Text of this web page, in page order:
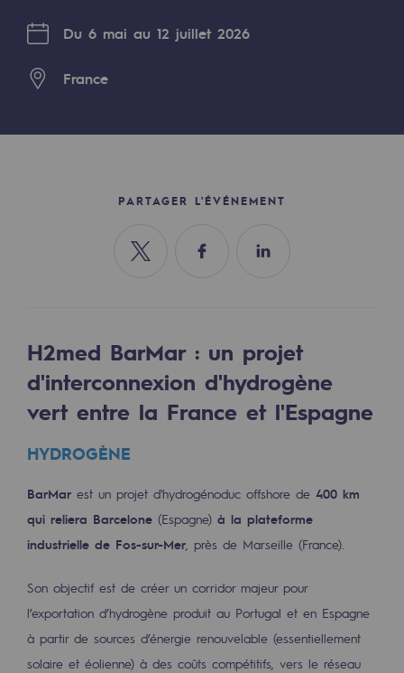
Notre organisation
Indicateurs
Où nous trouver
Les énergies d'avenir
Gaz renouvelables et procédés durables
Gaz renouvelables et procédés
Captage de CO2
Nouveaux usages
Concertations CH4, H2 et CO2
Espace pédagogique
Espace pédagogique
Du 6 mai au 12 juillet 2026
France
PARTAGER L'ÉVÉNEMENT
Partager sur Twitter
Partager sur Facebook
Partager sur Linkedin
H2med BarMar : un projet
d'interconnexion d'hydrogène
vert entre la France et l'Espagne
HYDROGÈNE
BarMar est un projet d'hydrogénoduc offshore de 400 km
qui reliera Barcelone (Espagne) à la plateforme
industrielle de Fos-sur-Mer , près de Marseille (France).
Son objectif est de créer un corridor majeur pour
l’exportation d’hydrogène produit au Portugal et en Espagne
à partir de sources d’énergie renouvelable (essentiellement
solaire et éolienne) à des coûts compétitifs, vers le réseau